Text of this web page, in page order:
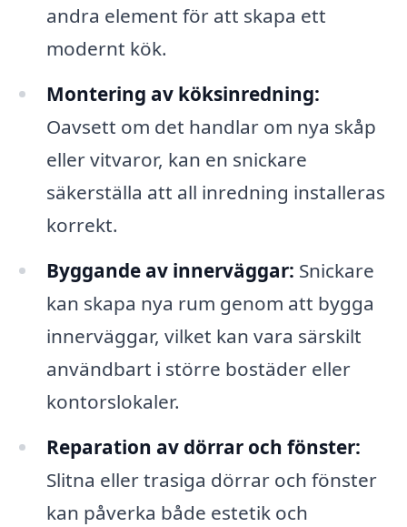
andra element för att skapa ett
modernt kök.
Montering av köksinredning:
Oavsett om det handlar om nya skåp
eller vitvaror, kan en snickare
säkerställa att all inredning installeras
korrekt.
Byggande av innerväggar: Snickare
kan skapa nya rum genom att bygga
innerväggar, vilket kan vara särskilt
användbart i större bostäder eller
kontorslokaler.
Reparation av dörrar och fönster:
Slitna eller trasiga dörrar och fönster
kan påverka både estetik och